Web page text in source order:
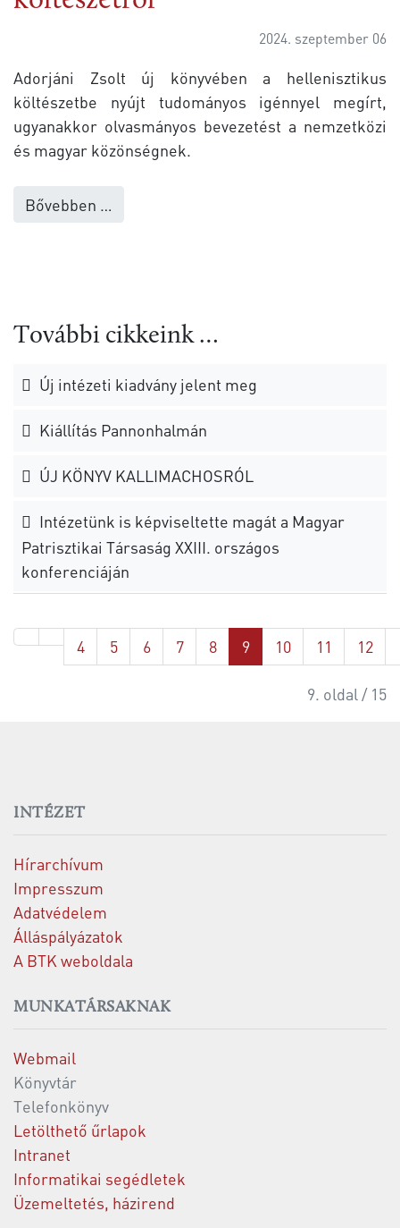
2024. szeptember 06
Adorjáni Zsolt új könyvében a hellenisztikus
költészetbe nyújt tudományos igénnyel megírt,
ugyanakkor olvasmányos bevezetést a nemzetközi
és magyar közönségnek.
Bővebben …
További cikkeink …
Új intézeti kiadvány jelent meg
Kiállítás Pannonhalmán
ÚJ KÖNYV KALLIMACHOSRÓL
Intézetünk is képviseltette magát a Magyar
Patrisztikai Társaság XXIII. országos
konferenciáján
4 5 6 7 8 9 10 11 12
9. oldal / 15
INTÉZET
Hírarchívum
Impresszum
Adatvédelem
Álláspályázatok
A BTK weboldala
MUNKATÁRSAKNAK
Webmail
Könyvtár
Telefonkönyv
Letölthető űrlapok
Intranet
Informatikai segédletek
Üzemeltetés, házirend